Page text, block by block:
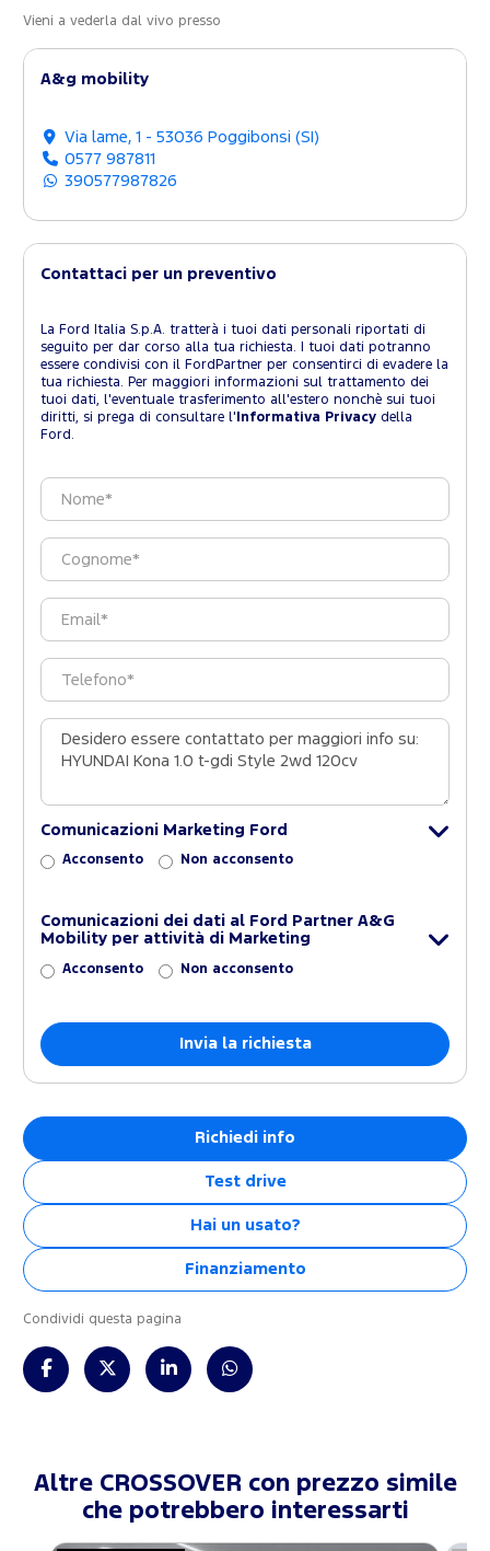
Vieni a vederla dal vivo presso
A&g mobility
Via lame, 1 - 53036 Poggibonsi (SI)
0577 987811
390577987826
Contattaci per un preventivo
La Ford Italia S.p.A. tratterà i tuoi dati personali riportati di
seguito per dar corso alla tua richiesta. I tuoi dati potranno
essere condivisi con il FordPartner per consentirci di evadere la
tua richiesta. Per maggiori informazioni sul trattamento dei
tuoi dati, l'eventuale trasferimento all'estero nonchè sui tuoi
diritti, si prega di consultare l' Informativa Privacy della
Ford.
Comunicazioni Marketing Ford
Acconsento Non acconsento
Comunicazioni dei dati al Ford Partner A&G
Mobility per attività di Marketing
Acconsento Non acconsento
Richiedi info
Test drive
Hai un usato?
Finanziamento
Condividi questa pagina
Altre CROSSOVER con prezzo simile
che potrebbero interessarti